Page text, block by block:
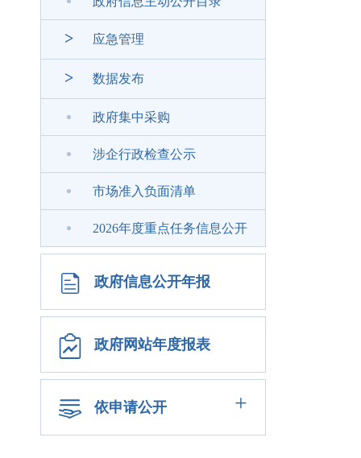
> 应急管理
> 数据发布
政府集中采购
涉企行政检查公示
市场准入负面清单
2026年度重点任务信息公开
政府信息公开年报
政府网站年度报表
依申请公开 +